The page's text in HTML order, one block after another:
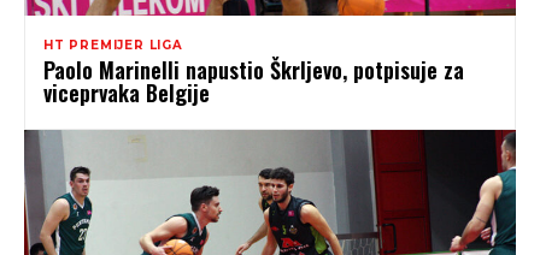
HT PREMIJER LIGA
Paolo Marinelli napustio Škrljevo, potpisuje za
viceprvaka Belgije